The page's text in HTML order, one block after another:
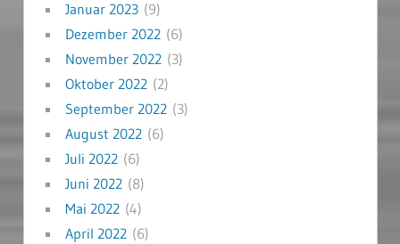
Januar 2023(9)
Dezember 2022(6)
November 2022(3)
Oktober 2022(2)
September 2022(3)
August 2022(6)
Juli 2022(6)
Juni 2022(8)
Mai 2022(4)
April 2022(6)